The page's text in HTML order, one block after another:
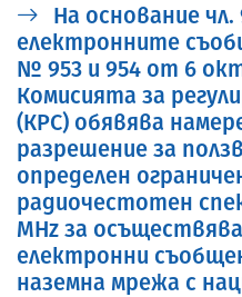
На основание чл.
електронните
№ 953 и 954 от 6
Комисията за
(КРС) обявява
разрешение за
определен
радиочестотен
MHz за
електронни
наземна мрежа с